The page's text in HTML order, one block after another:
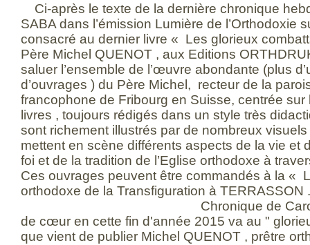
Ci-après le texte de la dernière chronique hebdomadaire de Carol SABA dans l’émission Lumière de l’Orthodoxie sur Radio Notre Dame consacré au dernier livre « Les glorieux combattants » du Révérend Père Michel QUENOT , aux Editions ORTHDRUK . C’est l’occasion de saluer l’ensemble de l’œuvre abondante (plus d’une vingtaine d’ouvrages ) du Père Michel, recteur de la paroisse orthodoxe francophone de Fribourg en Suisse, centrée sur l’icône . Ces nombreux livres , toujours rédigés dans un style très didactique et pédagogique , sont richement illustrés par de nombreux visuels iconographiques qui mettent en scène différents aspects de la vie et de l’expression de notre foi et de la tradition de l’Eglise orthodoxe à travers le langage de l’icône . Ces ouvrages peuvent être commandés à la « Librairie du Monastère orthodoxe de la Transfiguration à TERRASSON . Chronique de Carol SABA « Notre coup de cœur en cette fin d'année 2015 va au " glorieux combattants ", le livre que vient de publier Michel QUENOT , prêtre orthodoxe , recteur de la paroisse francophone de Fribourg en Suisse aux éditions ORTHDRUK . Il s’agit là du dernier-né des publications abondantes du Père Michel, un des derniers maillons d’une chaîne d’or que constitue son œuvre dotée de plus d’une vingtaine d’ouvrages (qui peuvent être commandés à la Librairie du monastère de la Transfiguration à TERRASON ) mettent en scène l’icône , son langage et son expression. Une œuvre abondante qui pose l’icône au centre de l’expression de la foi , d’une manière pleinement didactique et empreinte de pédagogie . Rien d'étonnant en cela puisque Père Michel a été enseignant avant de devenir prêtre . Ce livre mérite d'être lu et relu , non seulement pour sa valeur intrinsèque et les multiples illustrations qu’il contient mais aussi en raison de la synthèse biblique , néotestamentaire et patristique qu’il développe autour des vrais enjeux et combats des saints « guerriers » de la tradition de l’Eglise orthodoxe . Il tombe à pic par ailleurs , et est pleinement d'actualité , justement , en raison des remous , des polémiques et des confusions qu'ont suscité en Orient et bien au-delà , certaines déclarations faites au sein de l'Eglise russe à propos de la notion de guerre « sainte » au moment du déclenchement de l'intervention militaire russe en Syrie , en Méditerranée Orientale . Tout en évoquant ces sujets de guerre juste , sainte ou défensive , Père MICHEL revient sur ces prestigieux « combattants » et sur ce qui est emblématique et paradigmatique dans leur vécu et leur itinéraire . Qui sont-ils ? Comment concilier leur tâche avec le message de paix chrétien et les qualifier de saints ? A quel combat, à leur image et ressemblance , sommes-nous en tant que chrétiens appelés ? Voilà des interrogations et des problématiques que le livre se propose d’aborder en profondeur à la lumière des textes de l’Ancien et du Nouveau Testament et de la tradition de l’Eglise . Nombreux sont ceux qui, malheureusement , pensent de nos jours que les « glorieux combattants » sont , dans les figures de la sainteté orthodoxe , des saints guerriers , des combattants « contre » les ennemis terrestres du christianisme ! Or, en vérité , ces combattants sont en premier lieu des combattants « pour » le Christ, des témoins de la foi en Lui et des combattants qui doivent placer leur combat sur le bon plan, celui de la lutte contre leurs propres « passions ». Père Michel rappelle dans l'introduction que le fondement de tout combat pour le Christ, c'est celui de la confession de la foi en Lui . Il rappelle que « la plupart des saints soldats furent des martyrs, surtout dans les premiers siècles de l'empire romain païen . Leur prototype est le centurion Longin qui confessa publiquement le Christ au moment de sa mort sur la Croix » en proclamant publiquement devant ses soldats « Celui-ci était vraiment le Fils de Dieu ", comme le rappelle l'Evangile de Matthieu . Par la suite, Longin s’est fait baptiser et retourna dans sa Cappadoce natale , où il prêcha avec zèle le Christ ce qui lui vaudra d'être décapité . Nous sommes là au cœur du modèle du témoignage chrétien , du kérygme de la confession de la foi , comme seules représailles et réponses à la persécution . Ne nous trompons pas de combat ! Il ne s’agit pas d’un combat d’ici-bas , avec les armes d’ici-bas . Le vrai combat est le combat spirituel , qui est capable de nous hisser vers le modèle du Christ. Ce chemin ne peut être victorieux que si nous engageons , en nous-mêmes et en relation avec les autres et la société , le combat des « vertus » contre les « passions ». « Le cliquetis des armes dans l'Ancien Testament » , titre du premier chapitre du livre de Père Michel nous place d’emblée devant les risques d'ambivalence de cette tension, entre le combat d’ici-bas et le combat spirituel , le bon et juste combat dont parle Saint PAUL à Timothée . S’agit-il donc d’avoir confiance en nos forces ou bien confiance en la force du Christ ? C'est la foi en Dieu qui est le bouclier et non pas l'épée terrestre ni le bouclier physique qui l'accompagne . « Ne crains pas ! dit le Seigneur à Abraham dans le livre de la Genèse , "Je suis ton bouclier " ( Genèse 15,11) ». C'est cette perspective, inscrite comme des lettres dans le marbre , celle des psaumes , que l'Eglise a adopté . « Le roi n'est pas sauvé par toute sa puissance, nous explique le psaume 33 , et le géant ne trouve pas de salut dans sa grande force, ce n'est pas dans l'abondance de sa force qu'il trouvera le salut . Mais les yeux du Seigneur sont sur ceux qui le craignent , et sur ceux qui ont mis leur espérance en sa miséricorde . Notre secours et bouclier , c'est Lui " ( Psaume 33). Le Christ qui rompt avec la loi du talion de l’Ancien Testament, parle ainsi d’une violence d’une autre nature, la « violence des